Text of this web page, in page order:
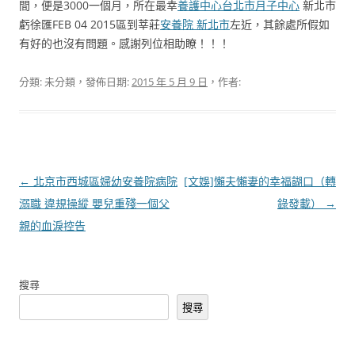
間，便是3000一個月，所在最幸養護中心台北市月子中心 新北市
虧徐匯FEB 04 2015區到莘莊安養院 新北市左近，其餘處所假如
有好的也沒有問題。感謝列位相助瞭！！！
分類: 未分類，發佈日期:2015 年 5 月 9 日 ，作者:
文
章
導
← 北京市西城區婦幼安養院病院
溺職 違規操縱 嬰兒重殘一個父
親的血淚控告
[文娛]懶夫懶妻的幸福餬口（轉
錄發載）
→
搜尋
搜尋